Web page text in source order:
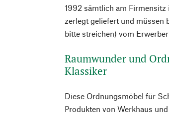
1992 sämtlich am Firmensitz
zerlegt geliefert und müssen
bitte streichen) vom
Raumwunder und
Klassiker
Diese Ordnungsmöbel für
Produkten von Werkhaus